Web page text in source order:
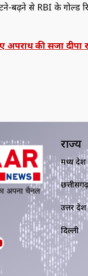
बढ़ने से RBI के गोल्ड
अपराध की सजा दीपा
राज्य
मध्य प्रदेश
छत्तीसगढ़
उत्तर प्रदेश
दिल्ली